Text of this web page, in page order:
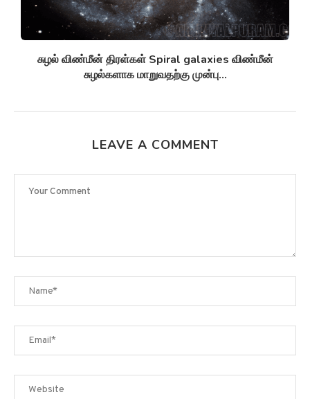
சுழல் விண்மீன் திரள்கள் Spiral galaxies விண்மீன்
சுழல்களாக மாறுவதற்கு முன்பு...
LEAVE A COMMENT